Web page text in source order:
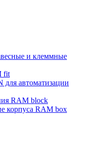
и клеммные
fit
для автоматизации
RAM block
корпуса RAM box